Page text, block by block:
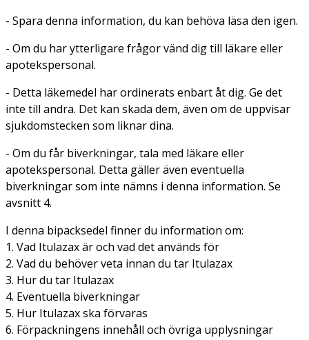
- Spara denna information, du kan behöva läsa den igen.
- Om du har ytterligare frågor vänd dig till läkare eller
apotekspersonal.
- Detta läkemedel har ordinerats enbart åt dig. Ge det
inte till andra. Det kan skada dem, även om de uppvisar
sjukdomstecken som liknar dina.
- Om du får biverkningar, tala med läkare eller
apotekspersonal. Detta gäller även eventuella
biverkningar som inte nämns i denna information. Se
avsnitt 4.
I denna bipacksedel finner du information om:
1. Vad Itulazax är och vad det används för
2. Vad du behöver veta innan du tar Itulazax
3. Hur du tar Itulazax
4. Eventuella biverkningar
5. Hur Itulazax ska förvaras
6. Förpackningens innehåll och övriga upplysningar